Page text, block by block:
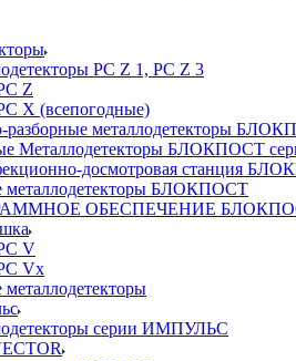
РС Z 1, PC Z 3
Z
X (всепогодные)
разборные металлодетекторы
Металлодетекторы БЛОКПОСТ
досмотровая станция
металлодетекторы БЛОКПОСТ
ОБЕСПЕЧЕНИЕ
V
Vx
серии ИМПУЛЬС